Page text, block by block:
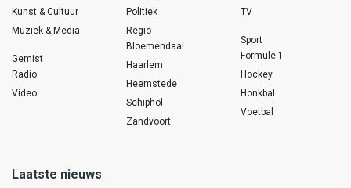
Kunst & Cultuur
Muziek & Media
Gemist
Radio
Video
Politiek
Regio
Bloemendaal
Haarlem
Heemstede
Schiphol
Zandvoort
TV
Sport
Formule 1
Hockey
Honkbal
Voetbal
Laatste nieuws